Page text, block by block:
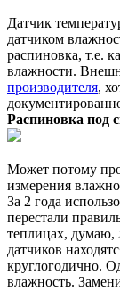
Датчик
датчиком
распиновка, т.е.
влажности.
производителя,
Распиновка под
Может потому
измерения
За 2 года
перестали
теплицах, думаю,
датчиков
круглогодично.
влажность.